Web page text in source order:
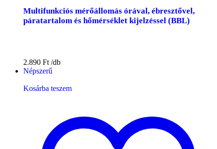
Multifunkciós mérőállomás órával, ébresztővel,
páratartalom és hőmérséklet kijelzéssel (BBL)
2.890 Ft
Népszerű
Kosárba teszem